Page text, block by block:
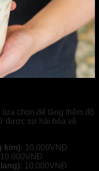
chọn để tăng thêm độ
được sự hài hòa về
kim): 10.000VNĐ
10.000VNĐ
10.000VNĐ